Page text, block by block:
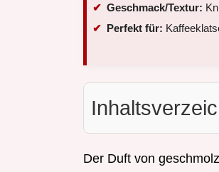
Geschmack/Textur:
Perfekt für:
Der Duft von